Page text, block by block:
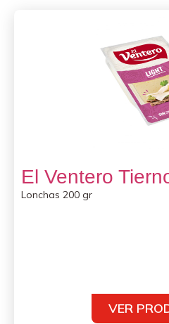
El Ventero
Lonchas 200 gr
VER